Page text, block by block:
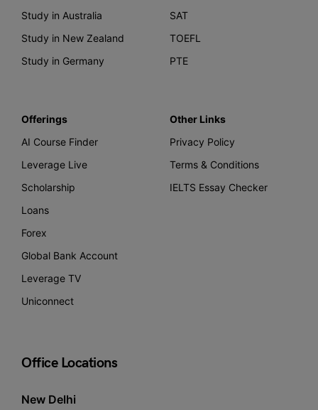
Study in Australia
Study in New Zealand
Study in Germany
SAT
TOEFL
PTE
Offerings
AI Course Finder
Leverage Live
Scholarship
Loans
Forex
Global Bank Account
Leverage TV
Uniconnect
Other Links
Privacy Policy
Terms & Conditions
IELTS Essay Checker
Office Locations
New Delhi